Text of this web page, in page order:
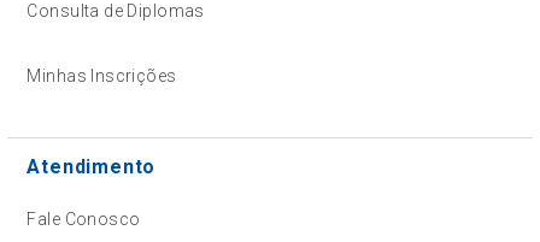
Consulta de Diplomas
Minhas Inscrições
Atendimento
Fale Conosco